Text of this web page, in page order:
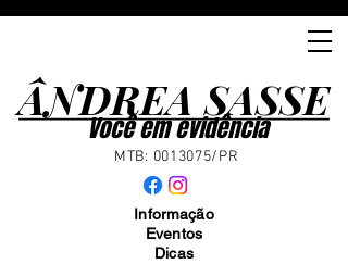
ÂNDREA SASSE
ÂNDREA SASSE
Você em evidência
MTB: 0013075/PR
Informação
Eventos
Dicas